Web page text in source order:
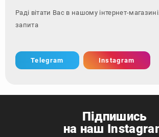
Раді вітати Вас в нашому інтернет-
запитання - зверні
Telegram Instagram
Підпишись
на наш